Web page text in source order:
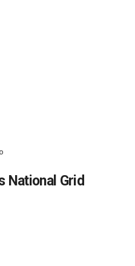
National Grid